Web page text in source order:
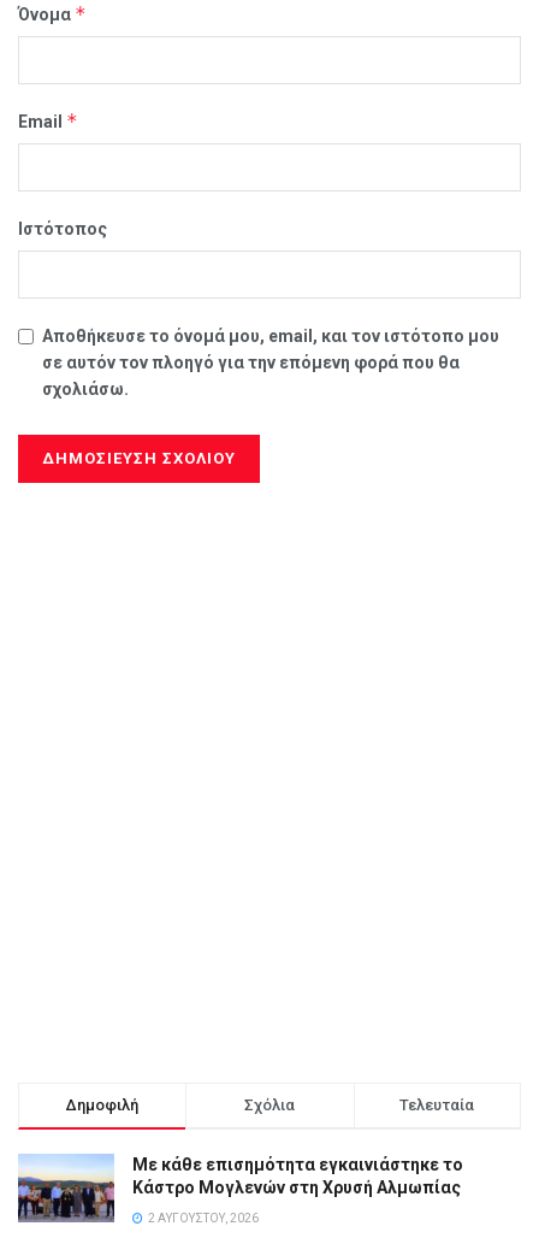
Όνομα *
Email *
Ιστότοπος
Αποθήκευσε το όνομά μου, email, και τον ιστότοπο μου
σε αυτόν τον πλοηγό για την επόμενη φορά που θα
σχολιάσω.
Δημοφιλή Σχόλια Τελευταία
Με κάθε επισημότητα εγκαινιάστηκε το
Κάστρο Μογλενών στη Χρυσή Αλμωπίας
2 ΑΥΓΟΎΣΤΟΥ, 2026